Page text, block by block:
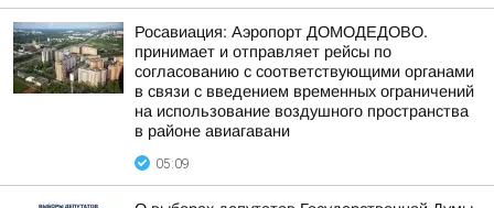
Росавиация: Аэропорт ДОМОДЕДОВО.
принимает и отправляет рейсы по
согласованию с соответствующими органами
в связи с введением временных ограничений
на использование воздушного пространства
в районе авиагавани
05:09